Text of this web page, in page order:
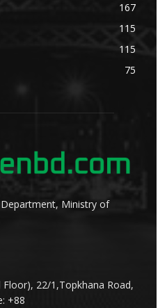
167
115
115
75
Ministry of
22/1,Topkhana Road,
+88